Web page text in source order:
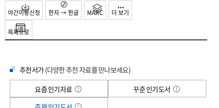
第83條
槪說=19
1. 本條の意義=19
2. 財政民主主義の形骸化=20
1. 明治憲法との比較=22
2. 租稅法律主義の槪念と法理=27
3. 租稅法律主義と關稅=31
목록으로
야간이용신청 한자 → 한글 MARC 더 보기
추천서가(다양한 추천 자료를 만나보세요)
요즘 인기자료
꾸준 인기도서